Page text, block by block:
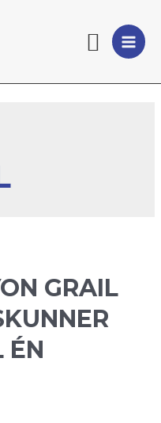
GRAIL
ÉN